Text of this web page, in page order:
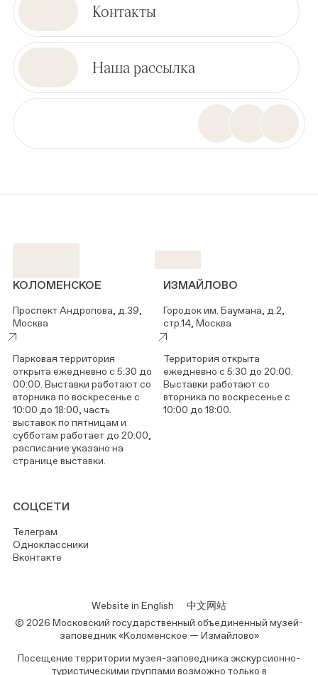
Контакты
Наша рассылка
КОЛОМЕНСКОЕ
Проспект Андропова, д.39,
Москва
Парковая территория
открыта ежедневно с 5:30 до
00:00. Выставки работают со
вторника по воскресенье с
10:00 до 18:00, часть
выставок по пятницам и
субботам работает до 20:00,
расписание указано на
странице выставки.
ИЗМАЙЛОВО
Городок им. Баумана, д.2,
стр.14, Москва
Территория открыта
ежедневно с 5:30 до 20:00.
Выставки работают со
вторника по воскресенье с
10:00 до 18:00.
СОЦСЕТИ
Телеграм
Одноклассники
Вконтакте
Website in English
中文网站
© 2026 Московский государственный объединенный музей-
заповедник «Коломенское — Измайлово»
Посещение территории музея-заповедника экскурсионно-
туристическими группами возможно только в